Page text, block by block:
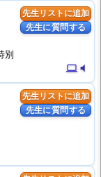
先生リストに追加
先生に質問する
computer volume_mute
別
先生リストに追加
先生に質問する